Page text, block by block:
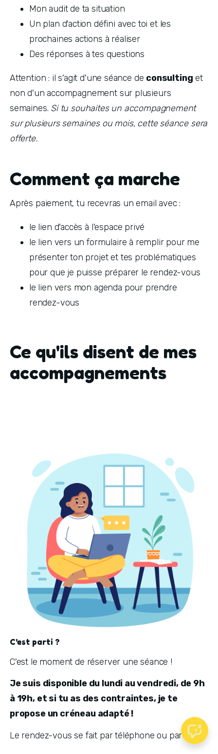
Mon audit de ta situation
Un plan d'action défini avec toi et les
prochaines actions à réaliser
Des réponses à tes questions
Attention : il s'agit d'une séance de consulting et
non d'un accompagnement sur plusieurs
semaines. Si tu souhaites un accompagnement
sur plusieurs semaines ou mois, cette séance sera
offerte.
Comment ça marche
Après paiement, tu recevras un email avec :
le lien d'accès à l'espace privé
le lien vers un formulaire à remplir pour me
présenter ton projet et tes problématiques
pour que je puisse préparer le rendez-vous
le lien vers mon agenda pour prendre
rendez-vous
Ce qu'ils disent de mes
accompagnements
C'est parti ?
C'est le moment de réserver une séance !
Je suis disponible du lundi au vendredi, de 9h
à 19h, et si tu as des contraintes, je te
propose un créneau adapté !
Le rendez-vous se fait par téléphone ou par visio.